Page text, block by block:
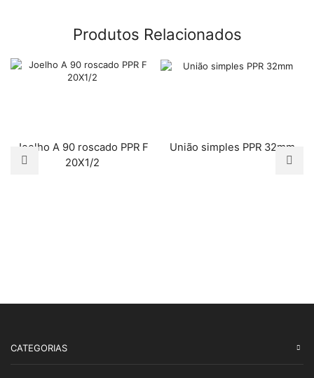
Produtos Relacionados
Joelho A 90 roscado PPR F
20X1/2
União simples PPR 32mm
CATEGORIAS